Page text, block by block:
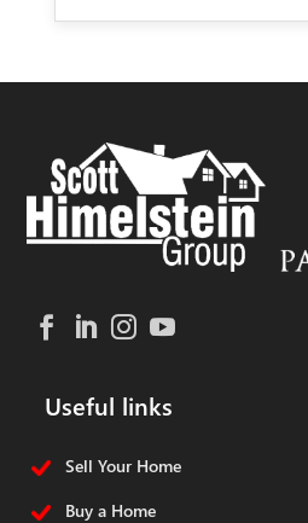
Useful links
Sell Your Home
Buy a Home